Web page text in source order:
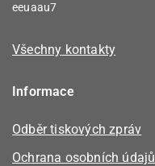
eeuaau7
Všechny kontakty
Informace
Odběr tiskových zpráv
Ochrana osobních údajů